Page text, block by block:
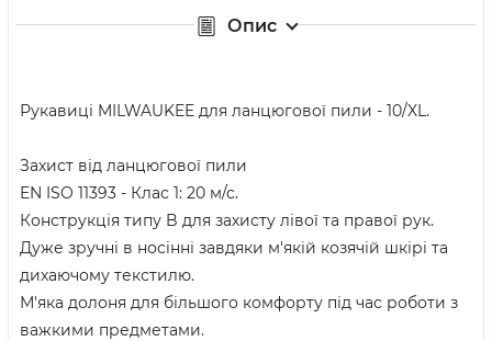
Опис
Рукавиці MILWAUKEE для ланцюгової пили - 10/XL.
Захист від ланцюгової пили
EN ISO 11393 - Клас 1: 20 м/с.
Конструкція типу B для захисту лівої та правої рук.
Дуже зручні в носінні завдяки м'якій козячій шкірі та
дихаючому текстилю.
М'яка долоня для більшого комфорту під час роботи з
важкими предметами.